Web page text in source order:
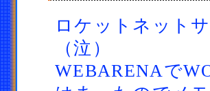
ロケットネット
（泣）
WEBARENAで